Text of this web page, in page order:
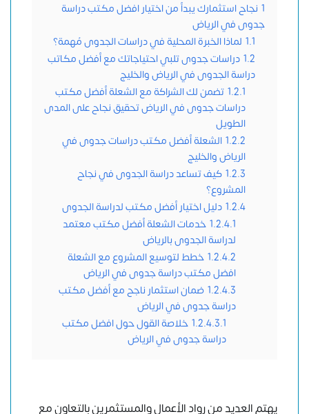
1 نجاح استثمارك يبدأ من اختيار افضل مكتب دراسة
جدوى في الرياض
1.1 لماذا الخبرة المحلية في دراسات الجدوى مُهمة؟
1.2 دراسات جدوى تلبي احتياجاتك مع أفضل مكاتب
دراسة الجدوى في الرياض والخليج
1.2.1 تضمن لك الشراكة مع الشعلة أفضل مكتب
دراسات جدوى في الرياض تحقيق نجاح على المدى
الطويل
1.2.2 الشعلة أفضل مكتب دراسات جدوى في
الرياض والخليج
1.2.3 كيف تساعد دراسة الجدوى في نجاح
المشروع؟
1.2.4 دليل اختيار أفضل مكتب لدراسة الجدوى
1.2.4.1 خدمات الشعلة أفضل مكتب معتمد
لدراسة الجدوى بالرياض
1.2.4.2 خطط لتوسيع المشروع مع الشعلة
افضل مكتب دراسة جدوى في الرياض
1.2.4.3 ضمان استثمار ناجح مع أفضل مكتب
دراسة جدوى في الرياض
1.2.4.3.1 خلاصة القول حول افضل مكتب
دراسة جدوى في الرياض
يهتم العديد منرواد الأعمالوالمستثمرين بالتعاون مع